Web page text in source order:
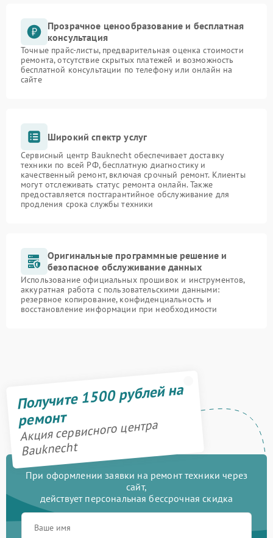
Прозрачное ценообразование и бесплатная
консультация
Точные прайс-листы, предварительная оценка стоимости
ремонта, отсутствие скрытых платежей и возможность
бесплатной консультации по телефону или онлайн на
сайте
Широкий спектр услуг
Сервисный центр Bauknecht обеспечивает доставку
техники по всей РФ, бесплатную диагностику и
качественный ремонт, включая срочный ремонт. Клиенты
могут отслеживать статус ремонта онлайн. Также
предоставляется постгарантийное обслуживание для
продления срока службы техники
Оригинальные программные решение и
безопасное обслуживание данных
Использование официальных прошивок и инструментов,
аккуратная работа с пользовательскими данными:
резервное копирование, конфиденциальность и
восстановление информации при необходимости
Получите 1500 рублей на
ремонт
Акция сервисного центра
Bauknecht
При оформлении заявки на ремонт техники через
сайт,
действует персональная бессрочная скидка